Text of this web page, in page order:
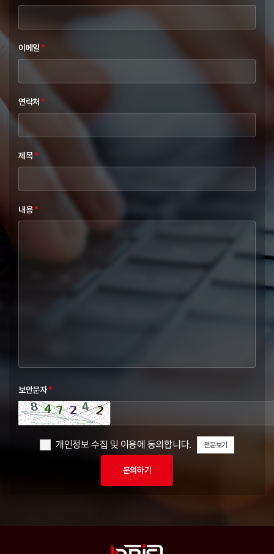
이메일 *
연락처 *
제목*
내용*
보안문자*
개인정보 수집 및 이용에 동의합니다. 전문보기
문의하기